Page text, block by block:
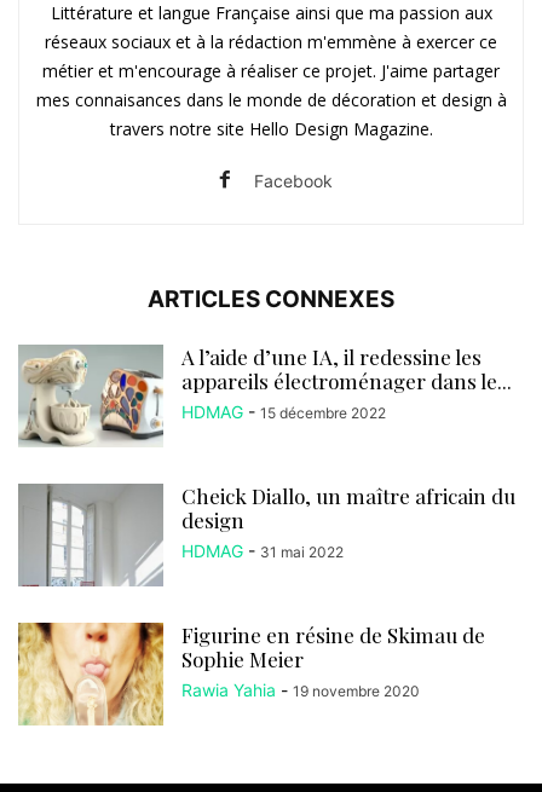
Littérature et langue Française ainsi que ma passion aux
réseaux sociaux et à la rédaction m'emmène à exercer ce
métier et m'encourage à réaliser ce projet. J'aime partager
mes connaisances dans le monde de décoration et design à
travers notre site Hello Design Magazine.
Facebook
ARTICLES CONNEXES
A l’aide d’une IA, il redessine les
appareils électroménager dans le...
HDMAG - 15 décembre 2022
Cheick Diallo, un maître africain du
design
HDMAG - 31 mai 2022
Figurine en résine de Skimau de
Sophie Meier
Rawia Yahia - 19 novembre 2020